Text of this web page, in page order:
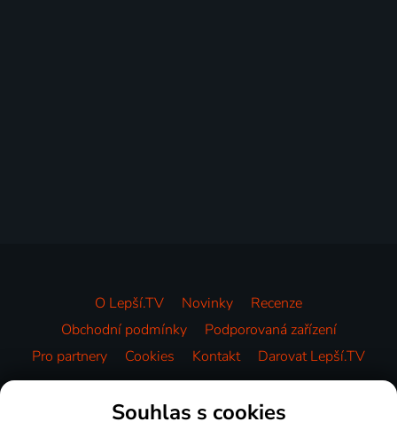
O Lepší.TV Novinky
Recenze
Obchodní podmínky
Podporovaná zařízení
Pro partnery
Cookies Kontakt Darovat Lepší.TV
Videotéka
Souhlas s cookies